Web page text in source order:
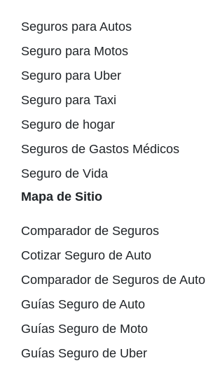
Seguros para Autos
Seguro para Motos
Seguro para Uber
Seguro para Taxi
Seguro de hogar
Seguros de Gastos Médicos
Seguro de Vida
Mapa de Sitio
Comparador de Seguros
Cotizar Seguro de Auto
Comparador de Seguros de Auto
Guías Seguro de Auto
Guías Seguro de Moto
Guías Seguro de Uber